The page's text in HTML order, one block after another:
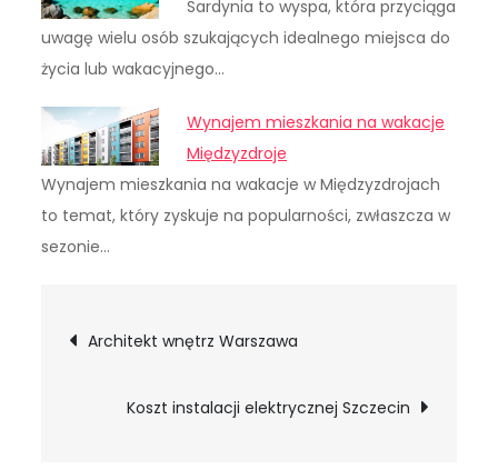
Sardynia to wyspa, która przyciąga
uwagę wielu osób szukających idealnego miejsca do
życia lub wakacyjnego…
Wynajem mieszkania na wakacje
Międzyzdroje
Wynajem mieszkania na wakacje w Międzyzdrojach
to temat, który zyskuje na popularności, zwłaszcza w
sezonie…
Nawigacja
wpisu
Architekt wnętrz Warszawa
Koszt instalacji elektrycznej Szczecin